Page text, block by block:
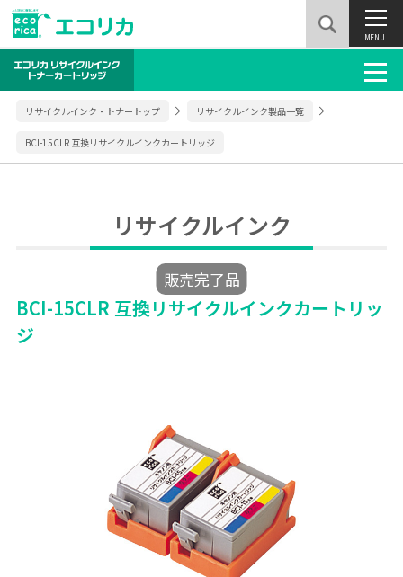
MENU
リサイクルインク・トナートップ リサイクルインク製品一覧
BCI-15CLR 互換リサイクルインクカートリッジ
リサイクルインク
販売完了品
BCI-15CLR 互換リサイクルインクカートリッ
ジ